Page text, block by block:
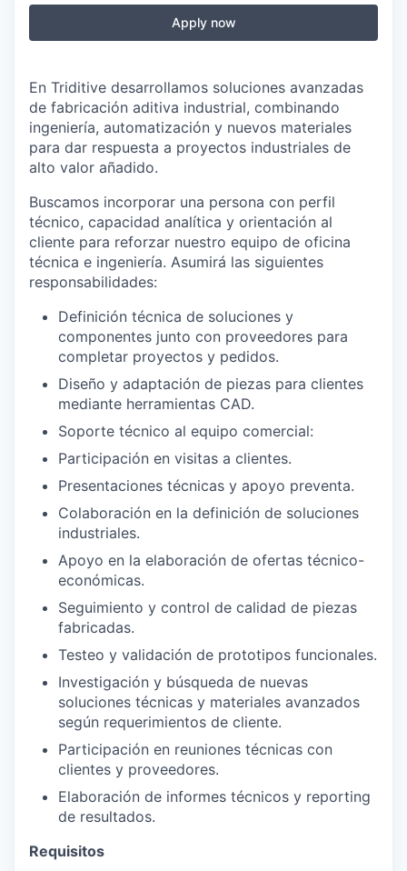
Apply now
En Triditive desarrollamos soluciones avanzadas
de fabricación aditiva industrial, combinando
ingeniería, automatización y nuevos materiales
para dar respuesta a proyectos industriales de
alto valor añadido.
Buscamos incorporar una persona con perfil
técnico, capacidad analítica y orientación al
cliente para reforzar nuestro equipo de oficina
técnica e ingeniería. Asumirá las siguientes
responsabilidades:
Definición técnica de soluciones y
componentes junto con proveedores para
completar proyectos y pedidos.
Diseño y adaptación de piezas para clientes
mediante herramientas CAD.
Soporte técnico al equipo comercial:
Participación en visitas a clientes.
Presentaciones técnicas y apoyo preventa.
Colaboración en la definición de soluciones
industriales.
Apoyo en la elaboración de ofertas técnico-
económicas.
Seguimiento y control de calidad de piezas
fabricadas.
Testeo y validación de prototipos funcionales.
Investigación y búsqueda de nuevas
soluciones técnicas y materiales avanzados
según requerimientos de cliente.
Participación en reuniones técnicas con
clientes y proveedores.
Elaboración de informes técnicos y reporting
de resultados.
Requisitos